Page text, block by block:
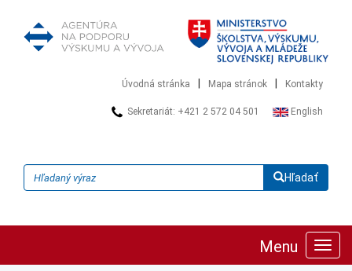
Úvodná stránka Mapa stránok Kontakty
Sekretariát: +421 2 572 04 501 English
Hľadať
Menu